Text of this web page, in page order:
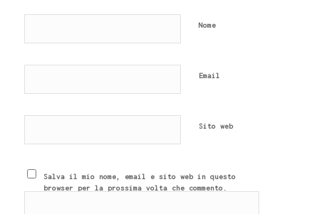
Nome
Email
Sito web
Salva il mio nome, email e sito web in questo
browser per la prossima volta che commento.